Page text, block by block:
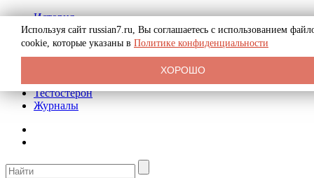
История
Биография
Криминал
Реклама на сайте
Тестостерон
Журналы
Используя сайт russian7.ru, Вы соглашаетесь с использованием
cookie, которые указаны в Политике конфиденциальности
ХОРОШО